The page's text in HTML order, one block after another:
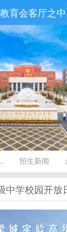
教育会客厅之
善五期）学子毕业典礼 招生新闻
中学校园开放